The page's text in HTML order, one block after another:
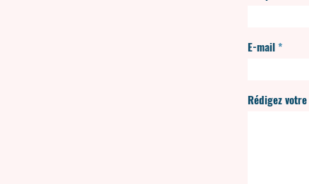
E-mail
Rédigez